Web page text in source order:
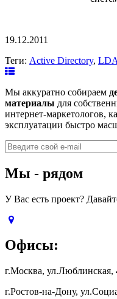
19.12.2011
Теги: Active Directory,
Мы аккуратно собираем
материалы для
интернет-маркетологов,
эксплуатации быстро
Мы - рядом
У Вас есть проект?
Офисы:
г.Москва, ул.Люблинская,
г.Ростов-на-Дону,